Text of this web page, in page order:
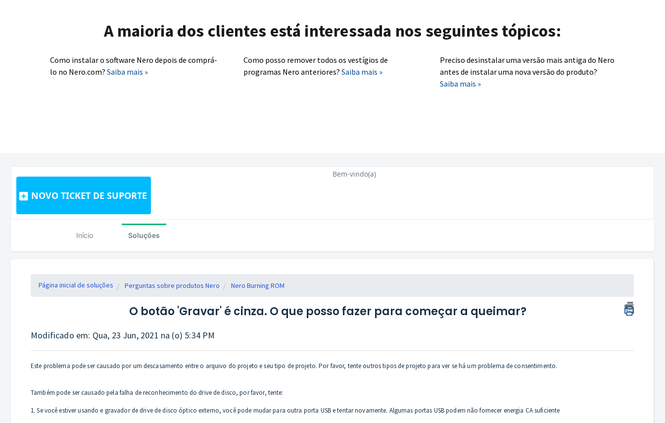
A maioria dos clientes está interessada nos seguintes tópicos:
Como instalar o software Nero depois de comprá-
lo no Nero.com? Saiba mais »
Como posso remover todos os vestígios de
programas Nero anteriores? Saiba mais »
Preciso desinstalar uma versão mais antiga do Nero
antes de instalar uma nova versão do produto?
Saiba mais »
NOVO TICKET DE SUPORTE
Bem-vindo(a)
Início Soluções
Página inicial de soluções Perguntas sobre produtos Nero Nero Burning ROM
O botão 'Gravar' é cinza. O que posso fazer para começar a queimar?
Modificado em: Qua, 23 Jun, 2021 na (o) 5:34 PM
Este problema pode ser causado por um descasamento entre o arquivo do projeto e seu tipo de projeto. Por favor, tente outros tipos de projeto para ver se há um problema de consentimento.
Também pode ser causado pela falha de reconhecimento do drive de disco, por favor, tente:
1. Se você estiver usando e gravador de drive de disco óptico externo, você pode mudar para outra porta USB e tentar novamente. Algumas portas USB podem não fornecer energia CA suficiente